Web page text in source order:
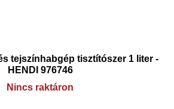
tejszínhabgép tisztítószer 1 liter -
HENDI 976746
Nincs raktáron